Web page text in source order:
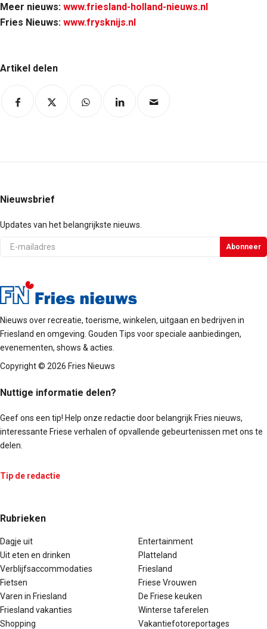
Meer nieuws: www.friesland-holland-nieuws.nl
Fries Nieuws: www.frysknijs.nl
Artikel delen
Nieuwsbrief
Updates van het belangrijkste nieuws.
Abonneer
Nieuws over recreatie, toerisme, winkelen, uitgaan en bedrijven in
Friesland en omgeving. Gouden Tips voor speciale aanbiedingen,
evenementen, shows & acties.
Copyright © 2026 Fries Nieuws
Nuttige informatie delen?
Geef ons een tip! Help onze redactie door belangrijk Fries nieuws,
interessante Friese verhalen of opvallende gebeurtenissen met ons te
delen.
Tip de redactie
Rubrieken
Dagje uit
Uit eten en drinken
Verblijfsaccommodaties
Fietsen
Varen in Friesland
Friesland vakanties
Shopping
Entertainment
Platteland
Friesland
Friese Vrouwen
De Friese keuken
Winterse taferelen
Vakantiefotoreportages